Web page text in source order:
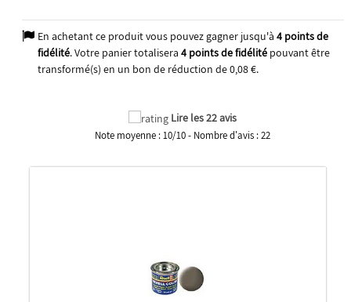
En achetant ce produit vous pouvez gagner jusqu'à 4points de
fidélité. Votre panier totalisera 4points de fidélitépouvant être
transformé(s) en un bon de réduction de0,08 €.
Lire les 22 avis
Note moyenne :10/10- Nombre d'avis :22